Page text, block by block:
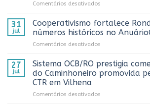
Comentários desativados
OCB/RO
3º
Rondônia
e
reconhece
31
jul
Cooperativismo fortalece
números históricos no
Comentários desativados
fortalece
Rondônia
e
27
jul
Sistema OCB/RO prestigia
do Caminhoneiro promovida
CTR em Vilhena
Comentários desativados